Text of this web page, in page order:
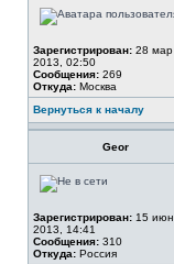
Зарегистрирован: 28 мар
2013, 02:50
Сообщения: 269
Откуда: Москва
Вернуться к началу
Geor
Зарегистрирован: 15 июн
2013, 14:41
Сообщения: 310
Откуда: Россия